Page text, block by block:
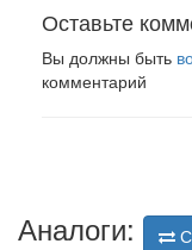
Оставьте
Вы должны быть
комментарий
Аналоги: